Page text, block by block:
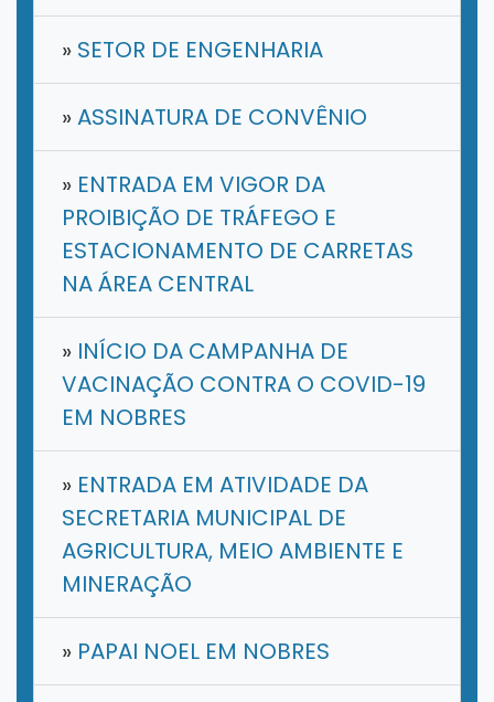
» SETOR DE ENGENHARIA
»ASSINATURA DE CONVÊNIO
» ENTRADA EM VIGOR DA
PROIBIÇÃO DE TRÁFEGO E
ESTACIONAMENTO DE CARRETAS
NA ÁREA CENTRAL
» INÍCIO DA CAMPANHA DE
VACINAÇÃO CONTRA O COVID-19
EM NOBRES
» ENTRADA EM ATIVIDADE DA
SECRETARIA MUNICIPAL DE
AGRICULTURA, MEIO AMBIENTE E
MINERAÇÃO
» PAPAI NOEL EM NOBRES